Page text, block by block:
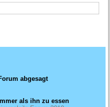
abgesagt
als ihn zu essen